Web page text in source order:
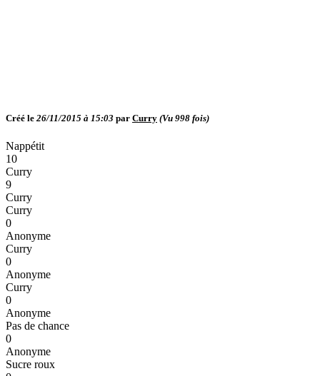
Créé le 26/11/2015 à 15:03 par Curry (Vu 998 fois)
Nappétit
10
Curry
9
Curry
Curry
0
Anonyme
Curry
0
Anonyme
Curry
0
Anonyme
Pas de chance
0
Anonyme
Sucre roux